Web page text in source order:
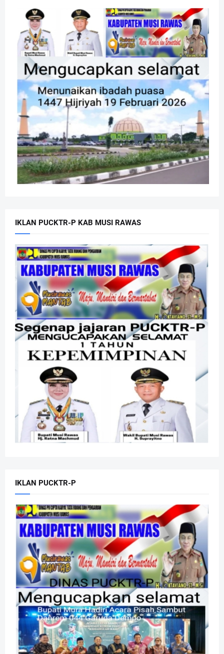
IKLAN PUCKTR-P KAB MUSI RAWAS
IKLAN PUCKTR-P